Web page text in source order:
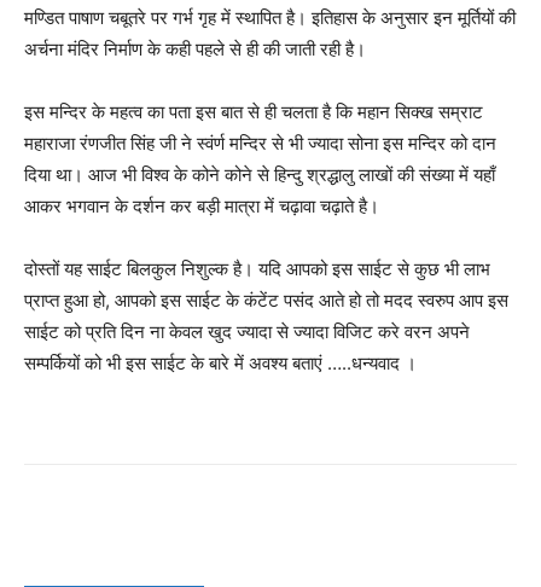
मण्डित पाषाण चबूतरे पर गर्भ गृह में स्थापित है। इतिहास के अनुसार इन मूर्तियों की
अर्चना मंदिर निर्माण के कही पहले से ही की जाती रही है।
इस मन्दिर के महत्व का पता इस बात से ही चलता है कि महान सिक्ख सम्राट
महाराजा रंणजीत सिंह जी ने स्वंर्ण मन्दिर से भी ज्यादा सोना इस मन्दिर को दान
दिया था। आज भी विश्व के कोने कोने से हिन्दु श्रद्धालु लाखों की संख्या में यहाँ
आकर भगवान के दर्शन कर बड़ी मात्रा में चढ़ावा चढ़ाते है।
दोस्तों यह साईट बिलकुल निशुल्क है। यदि आपको इस साईट से कुछ भी लाभ
प्राप्त हुआ हो, आपको इस साईट के कंटेंट पसंद आते हो तो मदद स्वरुप आप इस
साईट को प्रति दिन ना केवल खुद ज्यादा से ज्यादा विजिट करे वरन अपने
सम्पर्कियों को भी इस साईट के बारे में अवश्य बताएं …..धन्यवाद ।